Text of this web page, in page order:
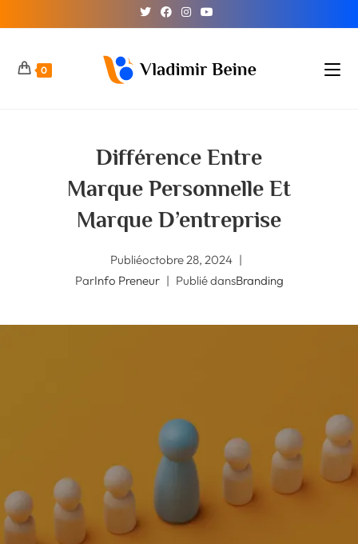
0
Différence Entre
Marque Personnelle Et
Marque D’entreprise
Publiéoctobre 28, 2024
ParInfo Preneur Publié dansBranding